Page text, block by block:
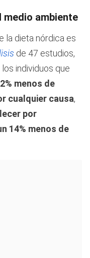
medio ambiente
la dieta nórdica es
de 47 estudios,
individuos que
menos de
cualquier causa,
por
14% menos de